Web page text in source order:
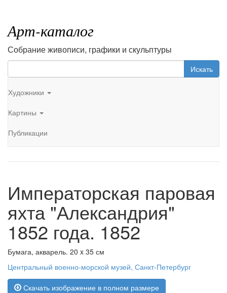
Арт-каталог
Собрание живописи, графики и скульптуры
Искать
Художники
Картины
Публикации
Императорская паровая
яхта "Александрия"
1852 года. 1852
Бумага, акварель. 20 x 35 см
Центральный военно-морской музей, Санкт-Петербург
Скачать изображение в полном размере